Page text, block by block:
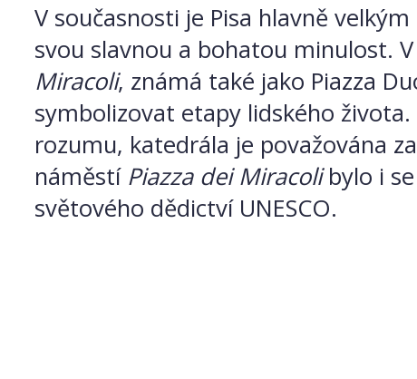
V současnosti je Pisa hlavně
svou slavnou a bohatou minulost.
Miracoli, známá také jako Piazza
symbolizovat etapy lidského
rozumu, katedrála je považována
náměstí Piazza dei Miracolibylo i
světového dědictví UNESCO.